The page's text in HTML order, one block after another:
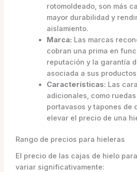
rotomoldeado, son más
mayor durabilidad y
aislamiento.
Marca: Las marcas
cobran una prima en
reputación y la garantía
asociada a sus
Características: Las
adicionales, como
portavasos y tapones de
elevar el precio de una
Rango de precios para hieleras
El precio de las cajas de hielo
variar significativamente: